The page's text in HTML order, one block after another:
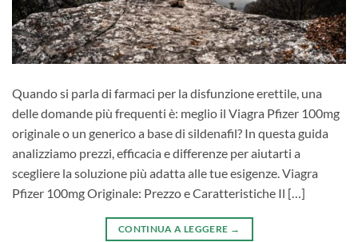
Quando si parla di farmaci per la disfunzione erettile, una
delle domande più frequenti è: meglio il Viagra Pfizer 100mg
originale o un generico a base di sildenafil? In questa guida
analizziamo prezzi, efficacia e differenze per aiutarti a
scegliere la soluzione più adatta alle tue esigenze. Viagra
Pfizer 100mg Originale: Prezzo e Caratteristiche Il […]
CONTINUA A LEGGERE →